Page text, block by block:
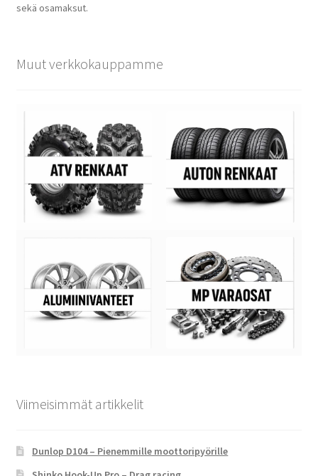
sekä osamaksut.
Muut verkkokauppamme
Viimeisimmät artikkelit
Dunlop D104 – Pienemmille moottoripyörille